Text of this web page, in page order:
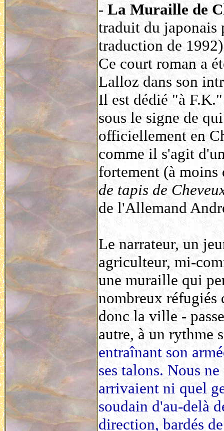
-La Muraille de
traduit du japonais
traduction de
Ce court roman a
Lalloz dans son
Il est dédié "à
sous le signe de
officiellement en
comme il s'agit
fortement (à
de tapis de
de l'Allemand
Le narrateur, un
agriculteur, mi-
une muraille qui
nombreux réfugiés
donc la ville -
autre, à un rythme
entraînant son
ses talons. Nous
arrivaient ni quel
soudain d'au-delà
direction, bardés